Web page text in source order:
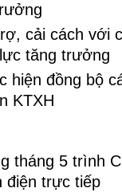
cải cách với
tăng trưởng
hiện đồng bộ
KTXH
tháng 5 trình
điện trực tiếp